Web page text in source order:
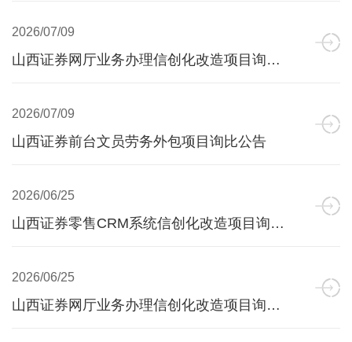
2026/07/09
山西证券网厅业务办理信创化改造项目询比采购公告
2026/07/09
山西证券前台文员劳务外包项目询比公告
2026/06/25
山西证券零售CRM系统信创化改造项目询比采购公告
2026/06/25
山西证券网厅业务办理信创化改造项目询比采购公告